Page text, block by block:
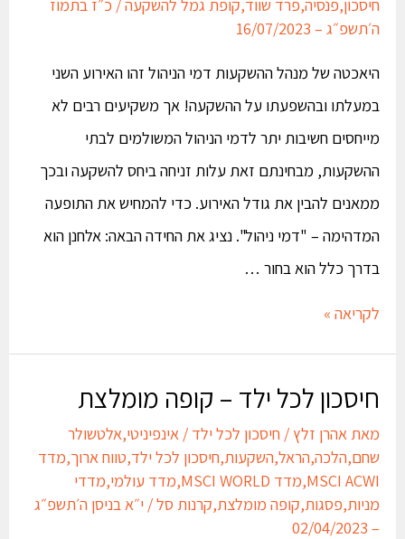
חיסכון,פנסיה,פרד שווד,קופת גמל להשקעה/כ״ז בתמוז
ה׳תשפ״ג – 16/07/2023
היאכטה של מנהל ההשקעות דמי הניהול זהו האירוע השני
במעלתו ובהשפעתו על ההשקעה! אך משקיעים רבים לא
מייחסים חשיבות יתר לדמי הניהול המשולמים לבתי
ההשקעות, מבחינתם זאת עלות זניחה ביחס להשקעה ובכך
ממאנים להבין את גודל האירוע. כדי להמחיש את התופעה
המדהימה – "דמי ניהול". נציג את החידה הבאה: אלחנן הוא
בדרך כלל הוא בחור …
לקריאה »
חיסכון לכל ילד – קופה מומלצת
מאתאהרן זלץ/חיסכון לכל ילד/אינפיניטי,אלטשולר
שחם,הלכה,הראל,השקעות,חיסכון לכל ילד,טווח ארוך,מדד
MSCI ACWI
,מדד MSCI WORLD ,מדד עולמי,מדדי
מניות,פסגות,קופה מומלצת,קרנות סל/י״א בניסן ה׳תשפ״ג
– 02/04/2023